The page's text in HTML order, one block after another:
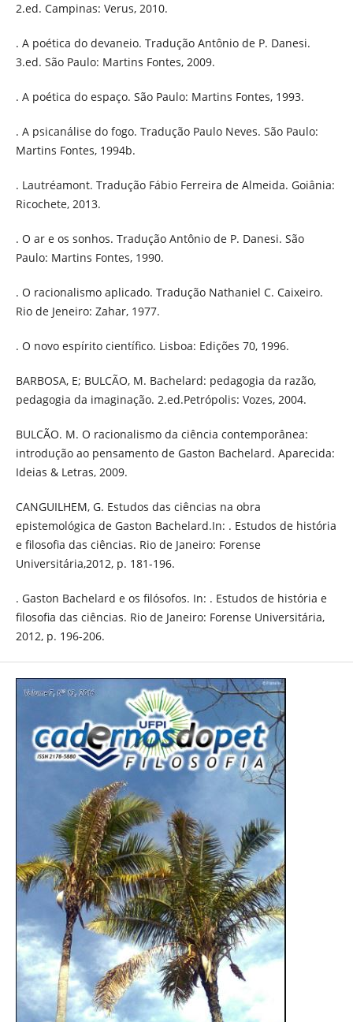
2.ed. Campinas: Verus, 2010.
. A poética do devaneio. Tradução Antônio de P. Danesi.
3.ed. São Paulo: Martins Fontes, 2009.
. A poética do espaço. São Paulo: Martins Fontes, 1993.
. A psicanálise do fogo. Tradução Paulo Neves. São Paulo:
Martins Fontes, 1994b.
. Lautréamont. Tradução Fábio Ferreira de Almeida. Goiânia:
Ricochete, 2013.
. O ar e os sonhos. Tradução Antônio de P. Danesi. São
Paulo: Martins Fontes, 1990.
. O racionalismo aplicado. Tradução Nathaniel C. Caixeiro.
Rio de Jeneiro: Zahar, 1977.
. O novo espírito científico. Lisboa: Edições 70, 1996.
BARBOSA, E; BULCÃO, M. Bachelard: pedagogia da razão,
pedagogia da imaginação. 2.ed.Petrópolis: Vozes, 2004.
BULCÃO. M. O racionalismo da ciência contemporânea:
introdução ao pensamento de Gaston Bachelard. Aparecida:
Ideias & Letras, 2009.
CANGUILHEM, G. Estudos das ciências na obra
epistemológica de Gaston Bachelard.In: . Estudos de história
e filosofia das ciências. Rio de Janeiro: Forense
Universitária,2012, p. 181-196.
. Gaston Bachelard e os filósofos. In: . Estudos de história e
filosofia das ciências. Rio de Janeiro: Forense Universitária,
2012, p. 196-206.